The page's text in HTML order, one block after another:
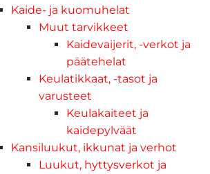
Kaide- ja kuomuhelat
Muut tarvikkeet
Kaidevaijerit, -verkot ja
päätehelat
Keulatikkaat, -tasot ja
varusteet
Keulakaiteet ja
kaidepylväät
Kansiluukut, ikkunat ja verhot
Luukut, hyttysverkot ja